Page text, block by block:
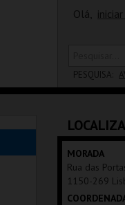
Olá,
PESQUISA:
SALA
MORADA
Rua das
1150-269